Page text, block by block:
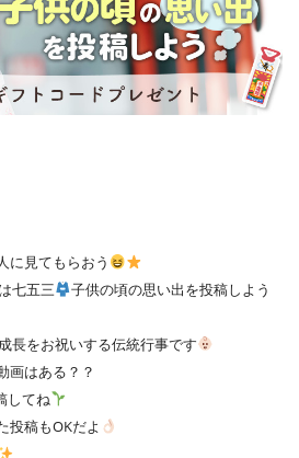
に見てもらおう
七五三
子供の頃の思い出を投稿しよう
長をお祝いする伝統行事です
画はある？？
してね
投稿もOKだよ